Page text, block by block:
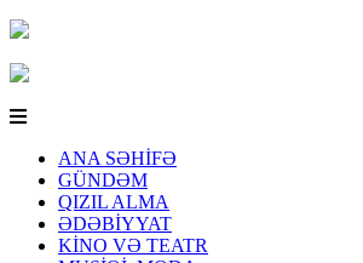
ANA SƏHİFƏ
GÜNDƏM
QIZIL ALMA
ƏDƏBİYYAT
KİNO VƏ TEATR